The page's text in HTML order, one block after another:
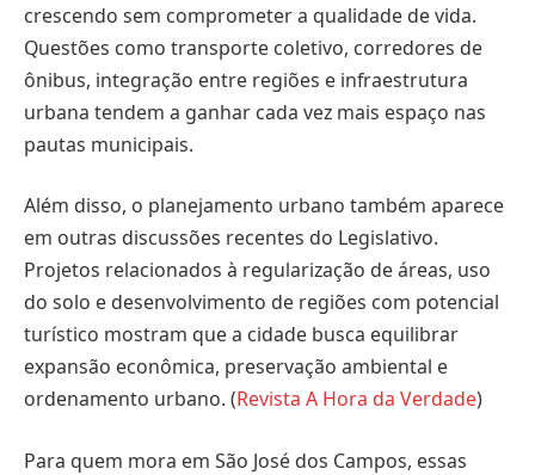
crescendo sem comprometer a qualidade de vida.
Questões como transporte coletivo, corredores de
ônibus, integração entre regiões e infraestrutura
urbana tendem a ganhar cada vez mais espaço nas
pautas municipais.
Além disso, o planejamento urbano também aparece
em outras discussões recentes do Legislativo.
Projetos relacionados à regularização de áreas, uso
do solo e desenvolvimento de regiões com potencial
turístico mostram que a cidade busca equilibrar
expansão econômica, preservação ambiental e
ordenamento urbano. (Revista A Hora da Verdade)
Para quem mora em São José dos Campos, essas